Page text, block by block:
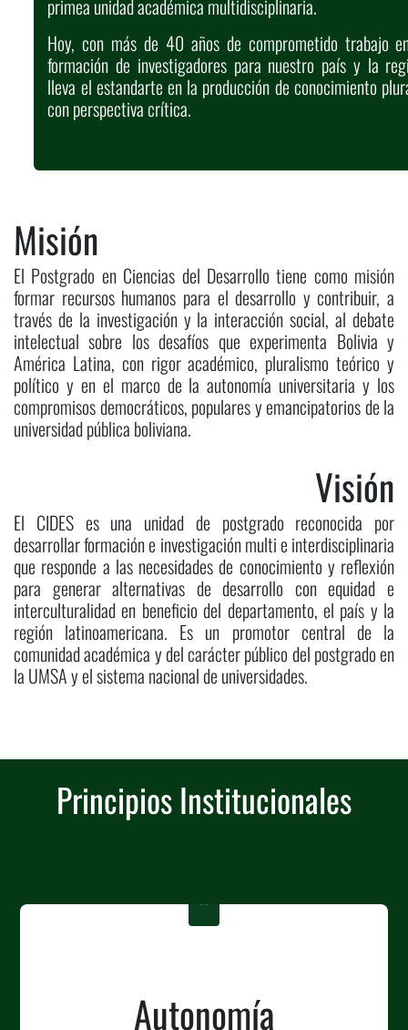
primea unidad académica multidisciplinaria.
Hoy, con más de 40 años de comprometido trabajo
formación de investigadores para nuestro país y la
lleva el estandarte en la producción de conocimiento
con perspectiva crítica.
Misión
El Postgrado en Ciencias del Desarrollo tiene como misión
formar recursos humanos para el desarrollo y contribuir, a
través de la investigación y la interacción social, al debate
intelectual sobre los desafíos que experimenta Bolivia y
América Latina, con rigor académico, pluralismo teórico y
político y en el marco de la autonomía universitaria y los
compromisos democráticos, populares y emancipatorios de la
universidad pública boliviana.
Visión
El CIDES es una unidad de postgrado reconocida por
desarrollar formación e investigación multi e interdisciplinaria
que responde a las necesidades de conocimiento y reflexión
para generar alternativas de desarrollo con equidad e
interculturalidad en beneficio del departamento, el país y la
región latinoamericana. Es un promotor central de la
comunidad académica y del carácter público del postgrado en
la UMSA y el sistema nacional de universidades.
Principios Institucionales
“
Autonomía